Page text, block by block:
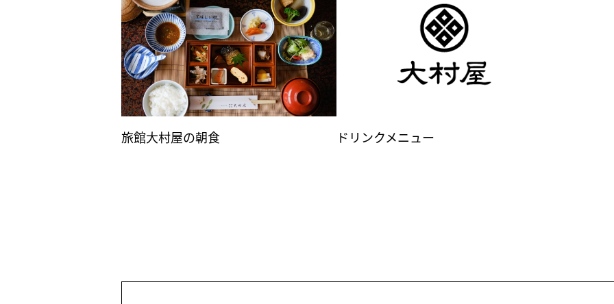
旅館大村屋の朝食 ドリンクメニュー